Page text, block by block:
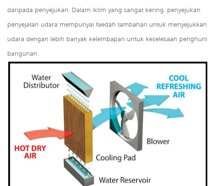
daripada penyejukan. Dalam iklim yang sangat kering, penyejukan
penyejatan udara mempunyai faedah tambahan untuk menyejukkan
udara dengan lebih banyak kelembapan untuk keselesaan penghuni
bangunan.